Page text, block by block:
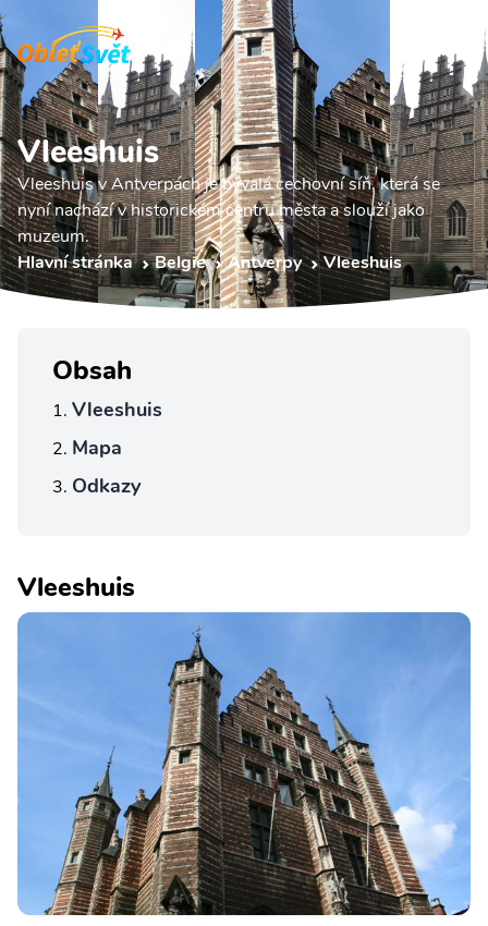
Vleeshuis
Vleeshuis v Antverpách je bývalá cechovní síň, která se
nyní nachází v historickém centru města a slouží jako
muzeum.
Hlavní stránka
Belgie Antverpy Vleeshuis
Obsah
Vleeshuis
Mapa
Odkazy
Vleeshuis